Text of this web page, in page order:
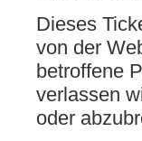
Dieses
von der
betroffene
verlassen
oder